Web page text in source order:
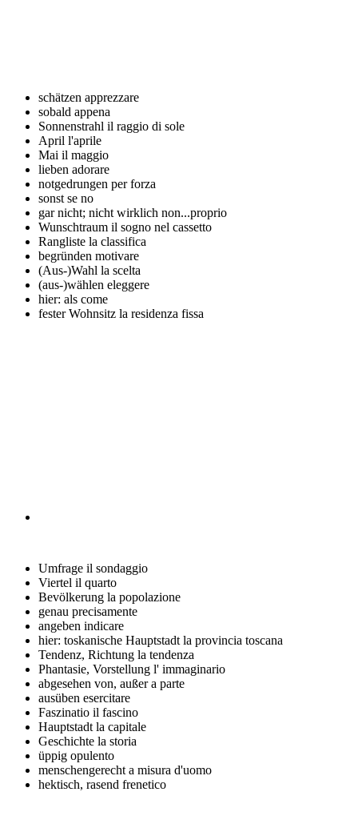
schätzen apprezzare
sobald appena
Sonnenstrahl il raggio di sole
April l'aprile
Mai il maggio
lieben adorare
notgedrungen per forza
sonst se no
gar nicht; nicht wirklich non...proprio
Wunschtraum il sogno nel cassetto
Rangliste la classifica
begründen motivare
(Aus-)Wahl la scelta
(aus-)wählen eleggere
hier: als come
fester Wohnsitz la residenza fissa
Umfrage il sondaggio
Viertel il quarto
Bevölkerung la popolazione
genau precisamente
angeben indicare
hier: toskanische Hauptstadt la provincia toscana
Tendenz, Richtung la tendenza
Phantasie, Vorstellung l' immaginario
abgesehen von, außera parte
ausüben esercitare
Faszinatio il fascino
Hauptstadt la capitale
Geschichte la storia
üppig opulento
menschengerecht a misura d'uomo
hektisch, rasend frenetico